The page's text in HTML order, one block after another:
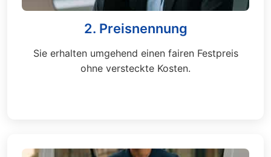
2. Preisnennung
Sie erhalten umgehend einen fairen Festpreis
ohne versteckte Kosten.